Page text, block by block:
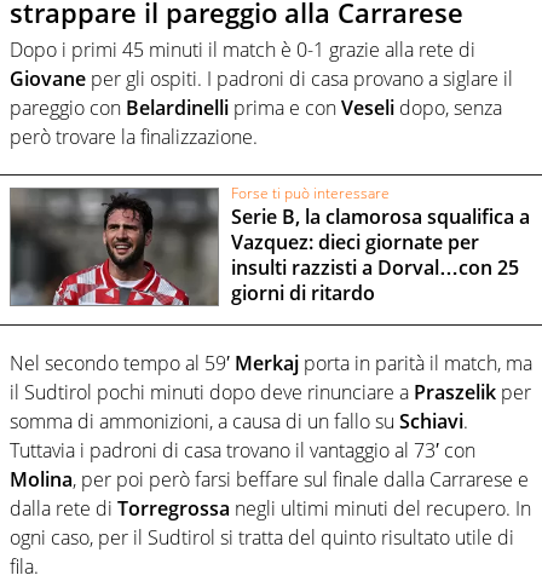
strappare il pareggio alla Carrarese
Dopo i primi 45 minuti il match è 0-1 grazie alla rete di
Giovane per gli ospiti. I padroni di casa provano a siglare il
pareggio con Belardinelli prima e conVeseli dopo, senza
però trovare la finalizzazione.
Forse ti può interessare
Serie B, la clamorosa squalifica a
Vazquez: dieci giornate per
insulti razzisti a Dorval…con 25
giorni di ritardo
Nel secondo tempo al 59′ Merkaj porta in parità il match, ma
il Sudtirol pochi minuti dopo deve rinunciare a Praszelik per
somma di ammonizioni, a causa di un fallo su Schiavi.
Tuttavia i padroni di casa trovano il vantaggio al 73′ con
Molina, per poi però farsi beffare sul finale dalla Carrarese e
dalla rete di Torregrossa negli ultimi minuti del recupero. In
ogni caso, per il Sudtirol si tratta del quinto risultato utile di
fila.